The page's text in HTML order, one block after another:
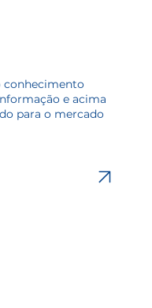
e acima
para o mercado